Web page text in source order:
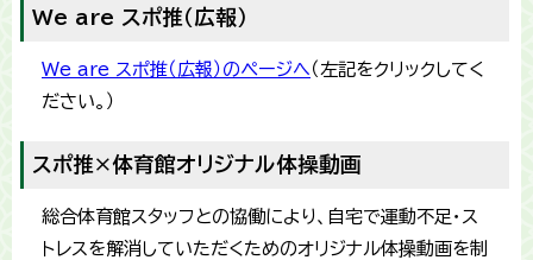
We are スポ推（広報）
We are スポ推（広報）のページへ （左記をクリックしてく
ださい。）
スポ推×体育館オリジナル体操動画
総合体育館スタッフとの協働により、自宅で運動不足・ス
トレスを解消していただくためのオリジナル体操動画を制